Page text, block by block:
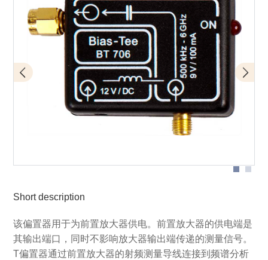
Short description
该偏置器用于为前置放大器供电。前置放大器的供电端是
其输出端口，同时不影响放大器输出端传递的测量信号。
T偏置器通过前置放大器的射频测量导线连接到频谱分析